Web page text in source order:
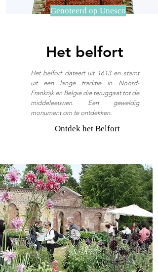
Genoteerd op Unesco
Het belfort
Het belfort dateert uit 1613 en stamt
uit een lange traditie in Noord-
Frankrijk en België die teruggaat tot de
middeleeuwen. Een geweldig
monument om te ontdekken.
Ontdek het Belfort